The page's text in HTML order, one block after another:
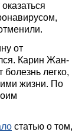
от
Карин Жан-
болезнь легко,
жизни. По
статью о том,